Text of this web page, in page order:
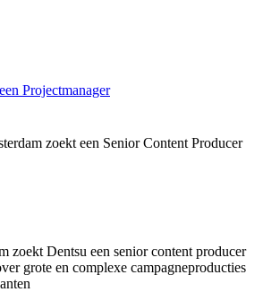
Projectmanager
zoekt een Senior Content Producer
zoekt Dentsu een senior content producer
grote en complexe campagneproducties